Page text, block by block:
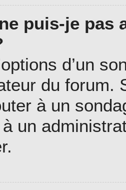
puis-je pas
d’un
du forum.
à un
un